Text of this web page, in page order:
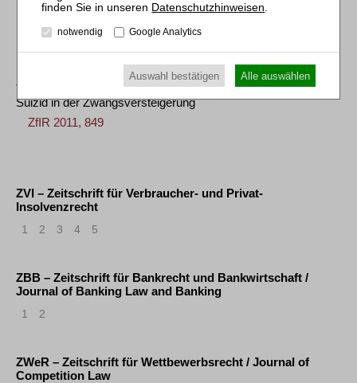
Die Nebenkostenabgrenzung zwischen Zwangsverwalter und
Ersteher
Jürgen Schmidt-Räntsch
Suizid in der Zwangsversteigerung
ZfIR 2011, 849
ZVI – Zeitschrift für Verbraucher- und Privat-
Insolvenzrecht
1 2 3 4 5
ZBB – Zeitschrift für Bankrecht und Bankwirtschaft /
Journal of Banking Law and Banking
1 2
ZWeR – Zeitschrift für Wettbewerbsrecht / Journal of
Competition Law
Datenschutzhinweisen
notwendig Google Analytics
Auswahl bestätigen Alle auswählen